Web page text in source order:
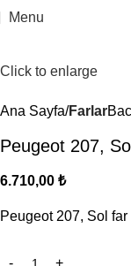
Menu
Click to enlarge
Ana Sayfa Farlar
Peugeot 207,
6.710,00 ₺
Peugeot 207, Sol